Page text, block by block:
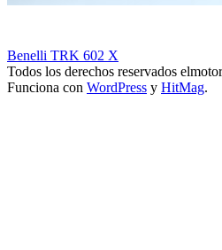
Benelli TRK 602 X
Todos los derechos reservados
Funciona con WordPress y HitMag.